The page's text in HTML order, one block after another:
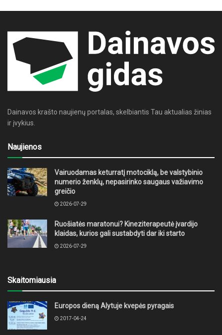
Dainavos krašto naujienų portalas, skelbiantis Tau aktualias žinias
ir įvykius.
Naujienos
Vairuodamas keturratį motociklą, be valstybinio
numerio ženklų, nepasirinko saugaus važiavimo
greičio
2026-07-29
Ruošiatės maratonui? Kineziterapeutė įvardijo
klaidas, kurios gali sustabdyti dar iki starto
2026-07-29
Skaitomiausia
Europos dieną Alytuje kvepės pyragais
2017-04-24